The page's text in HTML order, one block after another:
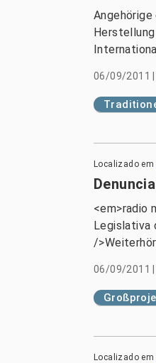
06/09/2011
Localizado em
<em>radio
Legislativa
/
06/09/2011
Localizado em